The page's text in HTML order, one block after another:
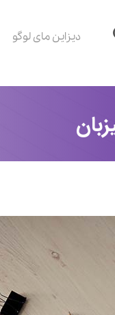
دیزاین مای لوگو